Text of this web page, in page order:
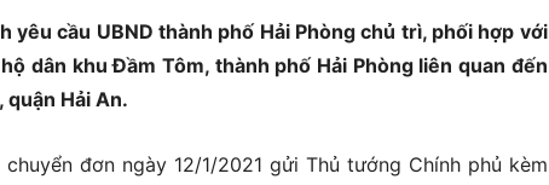
cầu UBND thành phố Hải Phòng chủ trì, phối hợp với
dân khu Đầm Tôm, thành phố Hải Phòng liên quan đến
Hải An.
đơn ngày 12/1/2021 gửi Thủ tướng Chính phủ kèm